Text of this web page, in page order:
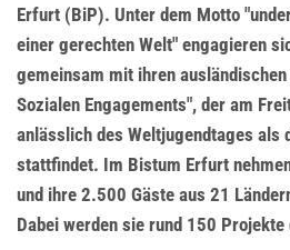
Erfurt (BiP). Unter dem Motto
einer gerechten Welt" engagieren
gemeinsam mit ihren ausländischen
Sozialen Engagements", der am
anlässlich des Weltjugendtages als
stattfindet. Im Bistum Erfurt
und ihre 2.500 Gäste aus 21
Dabei werden sie rund 150